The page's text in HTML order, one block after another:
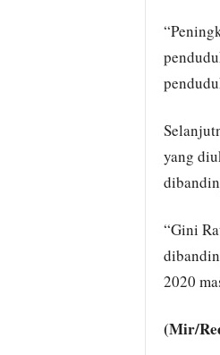
yang
“Gini
2020
(Mir/